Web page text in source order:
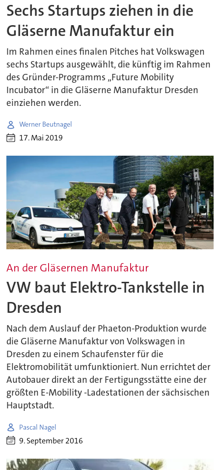
Sechs Startups ziehen in die
Gläserne Manufaktur ein
Im Rahmen eines finalen Pitches hat Volkswagen
sechs Startups ausgewählt, die künftig im Rahmen
des Gründer-Programms „Future Mobility
Incubator“ in die Gläserne Manufaktur Dresden
einziehen werden.
Werner Beutnagel
17. Mai 2019
An der Gläsernen Manufaktur
VW baut Elektro-Tankstelle in
Dresden
Nach dem Auslauf der Phaeton-Produktion wurde
die Gläserne Manufaktur von Volkswagen in
Dresden zu einem Schaufenster für die
Elektromobilität umfunktioniert. Nun errichtet der
Autobauer direkt an der Fertigungsstätte eine der
größten E-Mobility -Ladestationen der sächsischen
Hauptstadt.
Pascal Nagel
9. September 2016